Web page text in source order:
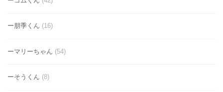
ー朋季くん (16)
ーマリーちゃん (54)
ーそうくん (8)